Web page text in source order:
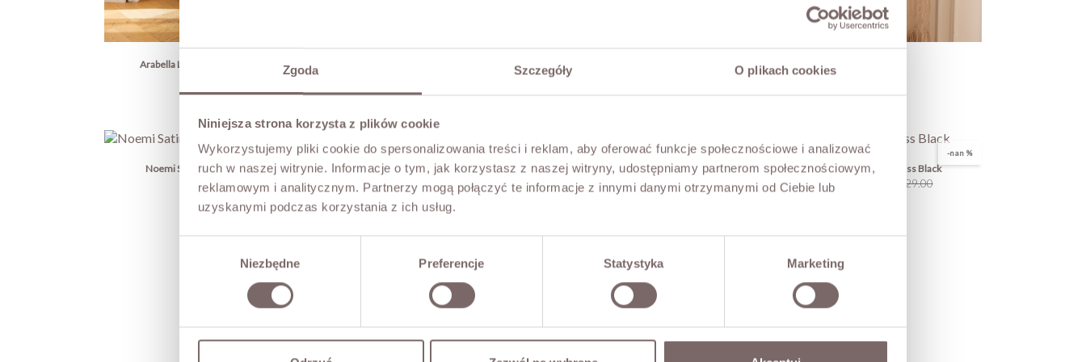
Zgoda Szczegóły O plikach cookies
Niniejsza strona korzysta z plików cookie
Wykorzystujemy pliki cookie do spersonalizowania treści i reklam, aby oferować funkcje społecznościowe i analizować
ruch w naszej witrynie. Informacje o tym, jak korzystasz z naszej witryny, udostępniamy partnerom społecznościowym,
reklamowym i analitycznym. Partnerzy mogą połączyć te informacje z innymi danymi otrzymanymi od Ciebie lub
uzyskanymi podczas korzystania z ich usług.
Niezbędne Preferencje Statystyka Marketing
Arabella Long Lace Dress Cream
price
Noemi Satin Maxi Dress Black
Price
PLN259.00
Celeste Asymmetrical Satin Dress Black
Price
PLN269.00
-nan %
Elwira Satin Lace Dress Brown
Price
PLN449.00Regular
price
PLN539.00
-nan %
Harmony Ruched Dress Black
Price
PLN179.00 PLN229.00
